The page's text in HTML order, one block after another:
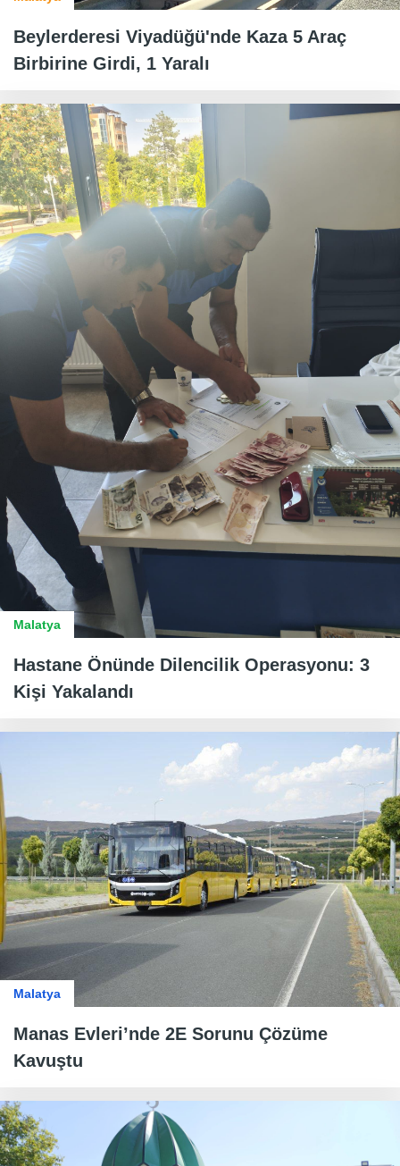
Beylerderesi Viyadüğü'nde Kaza 5 Araç
Birbirine Girdi, 1 Yaralı
Malatya
Hastane Önünde Dilencilik Operasyonu: 3
Kişi Yakalandı
Malatya
Manas Evleri’nde 2E Sorunu Çözüme
Kavuştu